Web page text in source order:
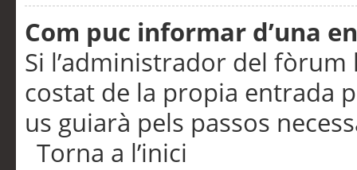
Com puc informar d’una
Si l’administrador del
costat de la propia entrada
us guiarà pels passos
Torna a l’inici